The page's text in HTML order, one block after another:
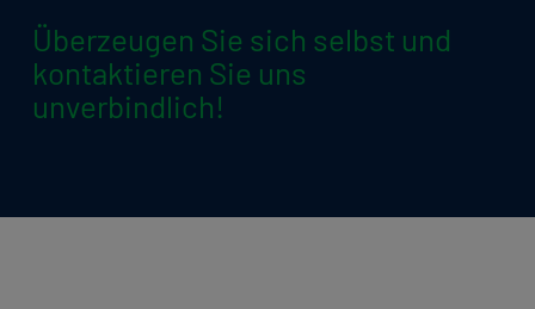
Überzeugen Sie sich selbst und
kontaktieren Sie uns
unverbindlich!